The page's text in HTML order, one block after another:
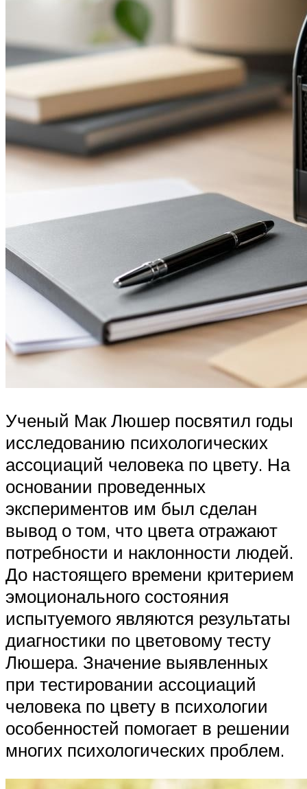
Ученый Мак Люшер посвятил годы
исследованию психологических
ассоциаций человека по цвету. На
основании проведенных
экспериментов им был сделан
вывод о том, что цвета отражают
потребности и наклонности людей.
До настоящего времени критерием
эмоционального состояния
испытуемого являются результаты
диагностики по цветовому тесту
Люшера. Значение выявленных
при тестировании ассоциаций
человека по цвету в психологии
особенностей помогает в решении
многих психологических проблем.